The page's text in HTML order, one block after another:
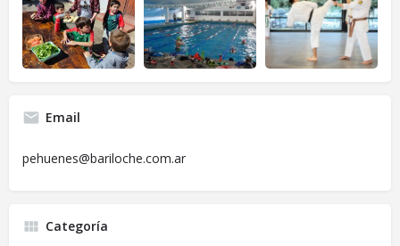
Email
pehuenes@bariloche.com.ar
Categoría